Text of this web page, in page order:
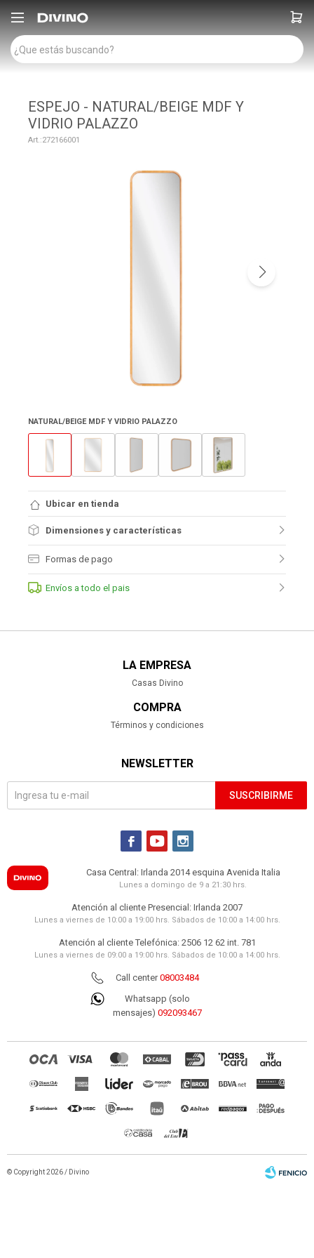

ESPEJO - NATURAL/BEIGE MDF Y
VIDRIO PALAZZO
272166001
NATURAL/BEIGE MDF Y VIDRIO PALAZZO
Ubicar en tienda
Dimensiones y características
Formas de pago
Envíos a todo el pais
LA EMPRESA
Casas Divino
COMPRA
Términos y condiciones
NEWSLETTER
SUSCRIBIRME
  
Casa Central: Irlanda 2014 esquina Avenida Italia
Lunes a domingo de 9 a 21:30 hrs.
Atención al cliente Presencial: Irlanda 2007
Lunes a viernes de 10:00 a 19:00 hrs. Sábados de 10:00 a 14:00 hrs.
Atención al cliente Telefónica: 2506 12 62 int. 781
Lunes a viernes de 09:00 a 19:00 hrs. Sábados de 10:00 a 14:00 hrs.
Call center08003484
Whatsapp (solo
mensajes) 092093467
© Copyright 2026 / Divino